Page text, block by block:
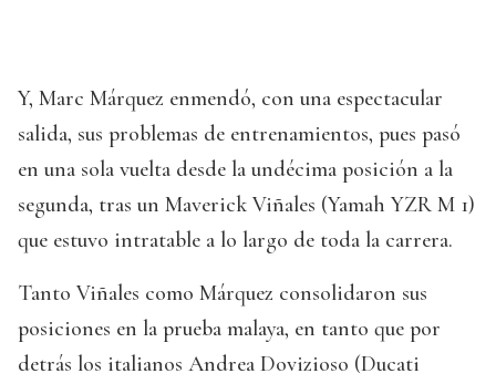
Y, Marc Márquez enmendó, con una espectacular
salida, sus problemas de entrenamientos, pues pasó
en una sola vuelta desde la undécima posición a la
segunda, tras un Maverick Viñales (Yamah YZR M 1)
que estuvo intratable a lo largo de toda la carrera.
Tanto Viñales como Márquez consolidaron sus
posiciones en la prueba malaya, en tanto que por
detrás los italianos Andrea Dovizioso (Ducati